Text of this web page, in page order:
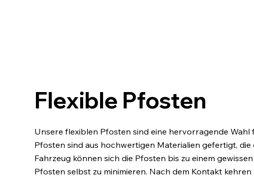
Flexible Pfosten
Unsere flexiblen Pfosten sind eine hervorragende
Pfosten sind aus hochwertigen Materialien gefertigt,
Fahrzeug können sich die Pfosten bis zu einem
Pfosten selbst zu minimieren. Nach dem Kontakt